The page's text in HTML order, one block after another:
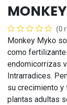
(0
Monkey Myko
como
endomicorrizas
Intrarradices.
su crecimiento y
plantas adultas